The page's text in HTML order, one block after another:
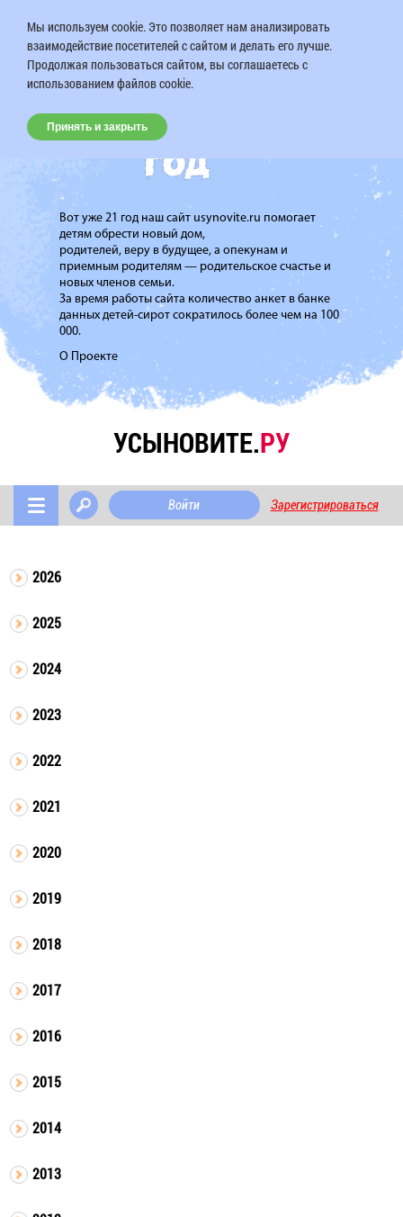
Вот уже 21 год наш сайт usynovite.ru помогает
детям обрести новый дом,
родителей, веру в будущее, а опекунам и
приемным родителям — родительское счастье и
новых членов семьи.
За время работы сайта количество анкет в банке
данных детей-сирот сократилось более чем на 100
000.
О Проекте
УСЫНОВИТЕ.РУ
Войти Зарегистрироваться
2026
2025
2024
2023
2022
2021
2020
2019
2018
2017
2016
2015
2014
2013
Мы используем cookie. Это позволяет нам анализировать
взаимодействие посетителей с сайтом и делать его лучше.
Продолжая пользоваться сайтом, вы соглашаетесь с
использованием файлов cookie.
Принять и закрыть